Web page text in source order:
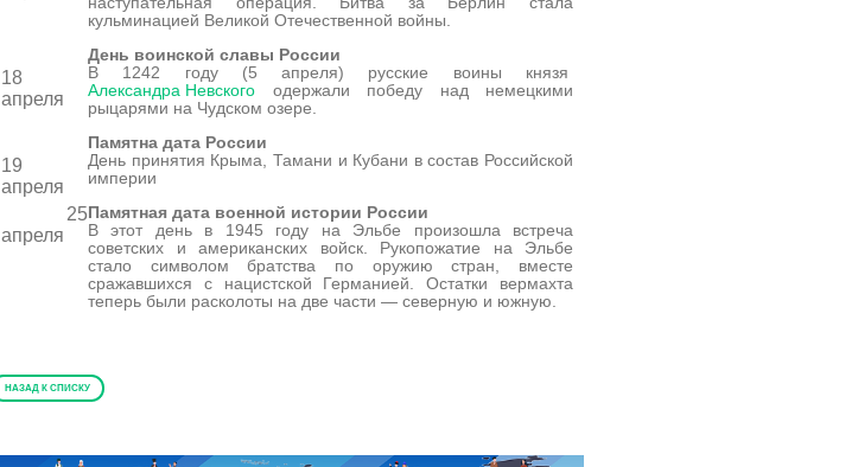
кульминацией Великой Отечественной войны.
18
апреля
День воинской славы России
В 1242 году (5 апреля) русские воины князя
Александра Невского одержали победу над немецкими
рыцарями на Чудском озере.
19
апреля
Памятна дата России
День принятия Крыма, Тамани и Кубани в состав Российской
империи
25
апреля
Памятная дата военной истории России
В этот день в 1945 году на Эльбе произошла встреча
советских и американских войск. Рукопожатие на Эльбе
стало символом братства по оружию стран, вместе
сражавшихся с нацистской Германией. Остатки вермахта
теперь были расколоты на две части — северную и южную.
НАЗАД К СПИСКУ